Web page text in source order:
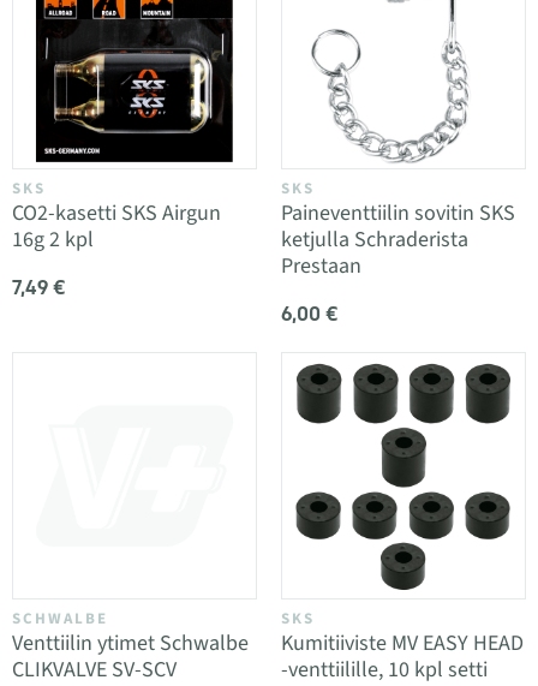
SKS
CO2-kasetti SKS Airgun
16g 2 kpl
7,49 €
SKS
Paineventtiilin sovitin SKS
ketjulla Schraderista
Prestaan
6,00 €
SCHWALBE
Venttiilin ytimet Schwalbe
CLIKVALVE SV-SCV
SKS
Kumitiiviste MV EASY HEAD
-venttiilille, 10 kpl setti